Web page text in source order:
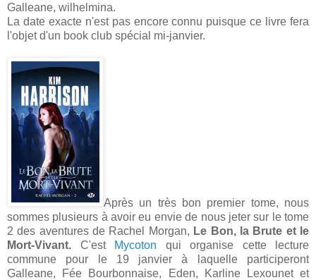
Galleane, wilhelmina.
La date exacte n'est pas encore connu puisque ce livre fera
l'objet d'un book club spécial mi-janvier.
Après un très bon premier tome, nous
sommes plusieurs à avoir eu envie de nous jeter sur le tome
2 des aventures de Rachel Morgan, Le Bon, la Brute et le
Mort-Vivant. C'est Mycoton qui organise cette lecture
commune pour le 19 janvier à laquelle participeront
Galleane, Fée Bourbonnaise, Eden, Karline Lexounet et